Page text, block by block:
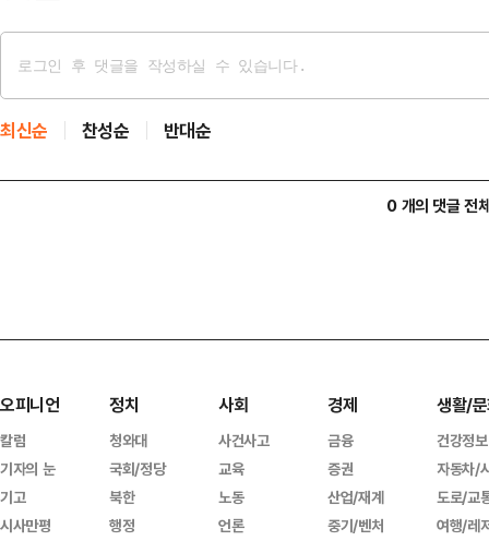
최신순 찬성순 반대순
0 개의 댓글 전
오피니언
칼럼
기자의 눈
기고
시사만평
정치
청와대
국회/정당
북한
행정
사회
사건사고
교육
노동
언론
경제
금융
증권
산업/재계
중기/벤처
생활/
건강정보
자동차/
도로/교
여행/레